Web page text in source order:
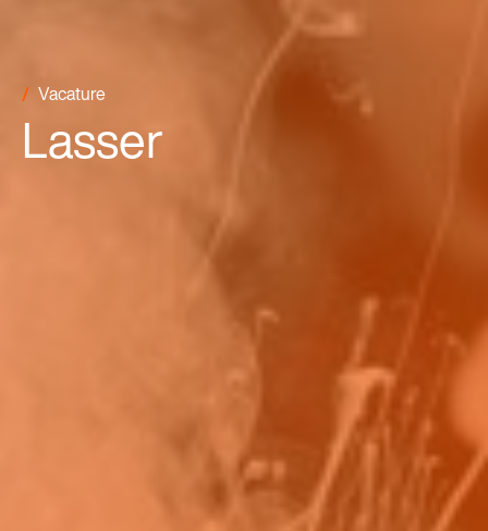
Vacature
Lasser